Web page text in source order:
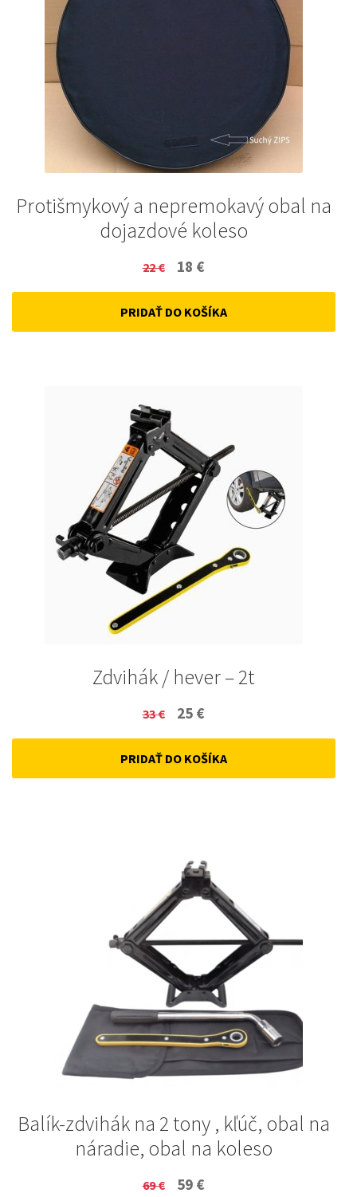
Protišmykový a nepremokavý obal na
dojazdové koleso
22€
Original
price
was:
18 €
price
is:
PRIDAŤ DO KOŠÍKA
Zdvihák / hever – 2t
33€
Original
price
was:
25 €
price
is:
PRIDAŤ DO KOŠÍKA
Balík-zdvihák na 2 tony , kľúč, obal na
náradie, obal na koleso
69€
Original
59 €